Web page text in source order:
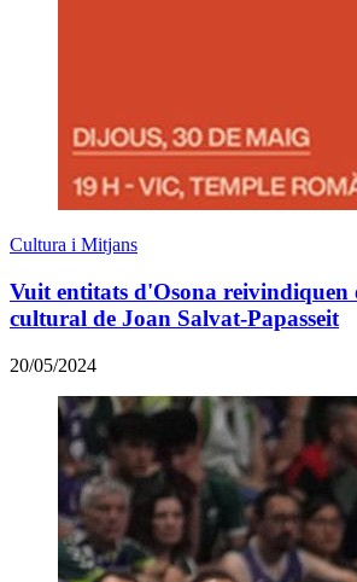
Cultura i Mitjans
Vuit entitats d'Osona reivindiquen
cultural de Joan Salvat-Papasseit
20/05/2024